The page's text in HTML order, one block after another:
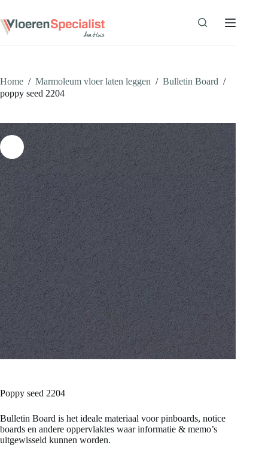
de
inhoud
Home / Marmoleum vloer laten leggen / Bulletin Board /
poppy seed 2204
poppy seed 2204
Bulletin Board is het ideale materiaal voor pinboards, notice
boards en andere oppervlaktes waar informatie & memo’s
uitgewisseld kunnen worden.